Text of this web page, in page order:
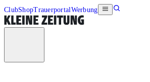
ClubShopTrauerportalWerbung